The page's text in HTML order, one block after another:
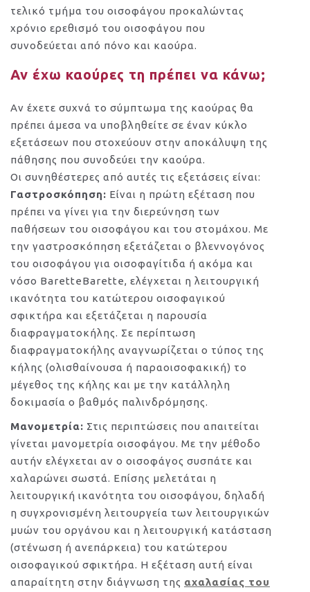
τελικό τμήμα του οισοφάγου προκαλώντας
χρόνιο ερεθισμό του οισοφάγου που
συνοδεύεται από πόνο και καούρα.
Αν έχω καούρες τη πρέπει να κάνω;
Αν έχετε συχνά το σύμπτωμα της καούρας θα
πρέπει άμεσα να υποβληθείτε σε έναν κύκλο
εξετάσεων που στοχεύουν στην αποκάλυψη της
πάθησης που συνοδεύει την καούρα.
Οι συνηθέστερες από αυτές τις εξετάσεις είναι:
Γαστροσκόπηση: Είναι η πρώτη εξέταση που
πρέπει να γίνει για την διερεύνηση των
παθήσεων του οισοφάγου και του στομάχου. Με
την γαστροσκόπηση εξετάζεται ο βλεννογόνος
του οισοφάγου για οισοφαγίτιδα ή ακόμα και
νόσο BaretteBarette, ελέγχεται η λειτουργική
ικανότητα του κατώτερου οισοφαγικού
σφικτήρα και εξετάζεται η παρουσία
διαφραγματοκήλης. Σε περίπτωση
διαφραγματοκήλης αναγνωρίζεται ο τύπος της
κήλης (ολισθαίνουσα ή παραοισοφακική) το
μέγεθος της κήλης και με την κατάλληλη
δοκιμασία ο βαθμός παλινδρόμησης.
Μανομετρία: Στις περιπτώσεις που απαιτείται
γίνεται μανομετρία οισοφάγου. Με την μέθοδο
αυτήν ελέγχεται αν ο οισοφάγος συσπάτε και
χαλαρώνει σωστά. Επίσης μελετάται η
λειτουργική ικανότητα του οισοφάγου, δηλαδή
η συγχρονισμένη λειτουργεία των λειτουργικών
μυών του οργάνου και η λειτουργική κατάσταση
(στένωση ή ανεπάρκεια) του κατώτερου
οισοφαγικού σφικτήρα. Η εξέταση αυτή είναι
απαραίτητη στην διάγνωση της αχαλασίας του